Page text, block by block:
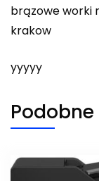
brązowe worki
krakow
yyyyy